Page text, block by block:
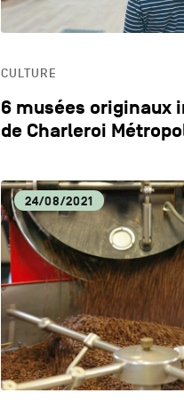
CULTURE
6 musées originaux
de Charleroi
24/08/2021